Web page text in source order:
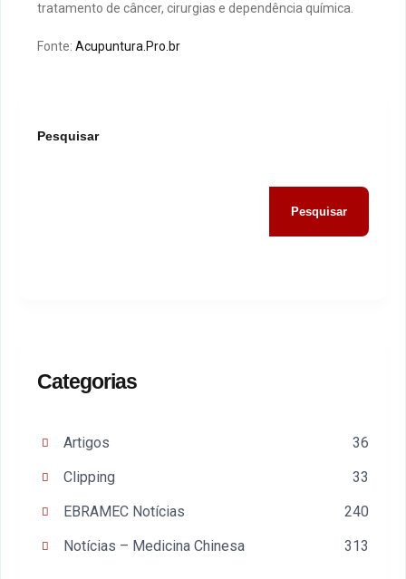
tratamento de câncer, cirurgias e dependência química.
Fonte: Acupuntura.Pro.br
Pesquisar
Pesquisar
Categorias
Artigos
36
Clipping
33
EBRAMEC Notícias
240
Notícias – Medicina Chinesa
313